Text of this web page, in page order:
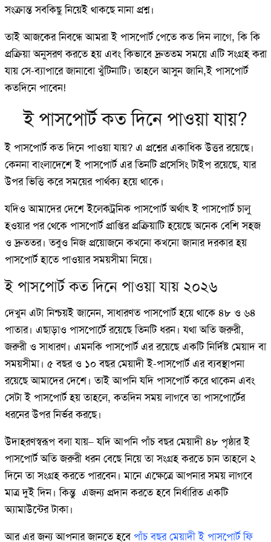
সংক্রান্ত সবকিছু নিয়েই থাকছে নানা প্রশ্ন।
তাই আজকের নিবন্ধে আমরা ই পাসপোর্ট পেতে কত দিন লাগে, কি কি
প্রক্রিয়া অনুসরণ করতে হয় এবং কিভাবে দ্রুততম সময়ে এটি সংগ্রহ করা
যায় সে-ব্যাপারে জানাবো খুঁটিনাটি। তাহলে আসুন জানি,ই পাসপোর্ট
কতদিনে পাবেন!
ই পাসপোর্ট কত দিনে পাওয়া যায়?
ই পাসপোর্ট কত দিনে পাওয়া যায়? এ প্রশ্নের একাধিক উত্তর রয়েছে।
কেননা বাংলাদেশে ই পাসপোর্ট এর তিনটি প্রসেসিং টাইপ রয়েছে, যার
উপর ভিত্তি করে সময়ের পার্থক্য হয়ে থাকে।
যদিও আমাদের দেশে ইলেকট্রনিক পাসপোর্ট অর্থাৎ ই পাসপোর্ট চালু
হওয়ার পর থেকে পাসপোর্ট প্রাপ্তির প্রক্রিয়াটি হয়েছে অনেক বেশি সহজ
ও দ্রুততর। তবুও নিজ প্রয়োজনে কখনো কখনো জানার দরকার হয়
পাসপোর্ট হাতে পাওয়ার সময়সীমা নিয়ে।
ই পাসপোর্ট কত দিনে পাওয়া যায় ২০২৬
দেখুন এটা নিশ্চয়ই জানেন, সাধারণত পাসপোর্ট হয়ে থাকে ৪৮ ও ৬৪
পাতার। এছাড়াও পাসপোর্টে রয়েছে তিনটি ধরন। যথা অতি জরুরী,
জরুরী ও সাধারণ। এমনকি পাসপোর্ট এর রয়েছে একটি নির্দিষ্ট মেয়াদ বা
সময়সীমা। ৫ বছর ও ১০ বছর মেয়াদী ই-পাসপোর্ট এর ব্যবস্থাপনা
রয়েছে আমাদের দেশে। তাই আপনি যদি পাসপোর্ট করে থাকেন এবং
সেটা ই পাসপোর্ট হয় তাহলে, কতদিন সময় লাগবে তা পাসপোর্টের
ধরনের উপর নির্ভর করছে।
উদাহরণস্বরূপ বলা যায়– যদি আপনি পাঁচ বছর মেয়াদী ৪৮ পৃষ্ঠার ই
পাসপোর্ট অতি জরুরী ধরন বেছে নিয়ে তা সংগ্রহ করতে চান তাহলে ২
দিনে তা সংগ্রহ করতে পারবেন। মানে এক্ষেত্রে আপনার সময় লাগবে
মাত্র দুই দিন। কিন্তু এজন্য প্রদান করতে হবে নির্ধারিত একটি
অ্যামাউন্টের টাকা।
আর এর জন্য আপনার জানতে হবে পাঁচ বছর মেয়াদী ই পাসপোর্ট ফি